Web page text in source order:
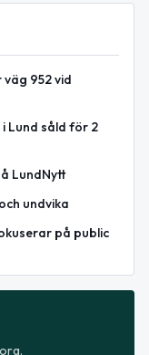
952 vid
Lund såld för 2
LundNytt
undvika
på public